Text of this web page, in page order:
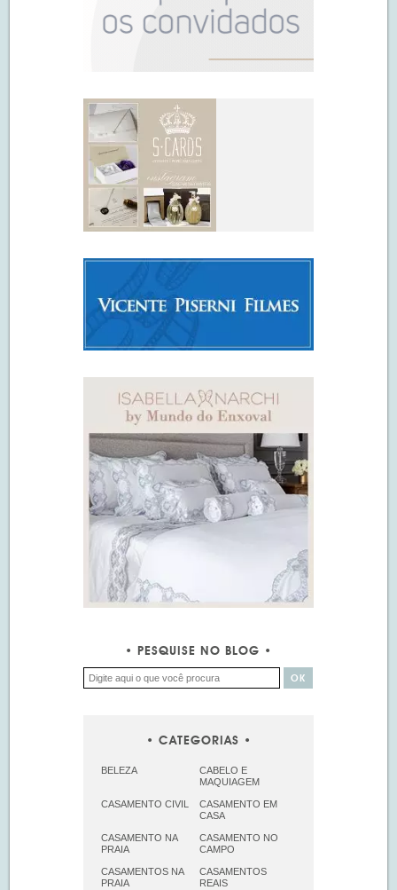
PESQUISE NO BLOG
CATEGORIAS
BELEZA
CABELO E
MAQUIAGEM
CASAMENTO CIVIL
CASAMENTO EM
CASA
CASAMENTO NA
PRAIA
CASAMENTO NO
CAMPO
CASAMENTOS NA
PRAIA
CASAMENTOS
REAIS